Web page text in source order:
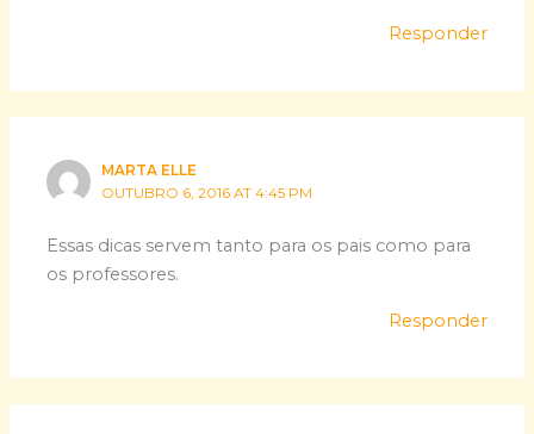
Responder
MARTA ELLE
OUTUBRO 6, 2016 AT 4:45 PM
Essas dicas servem tanto para os pais como para
os professores.
Responder